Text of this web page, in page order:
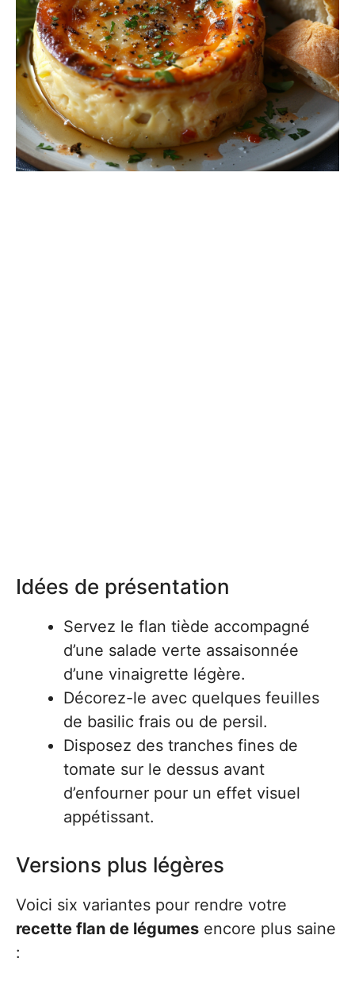
Idées de présentation
Servez le flan tiède accompagné
d’une salade verte assaisonnée
d’une vinaigrette légère.
Décorez-le avec quelques feuilles
de basilic frais ou de persil.
Disposez des tranches fines de
tomate sur le dessus avant
d’enfourner pour un effet visuel
appétissant.
Versions plus légères
Voici six variantes pour rendre votre
recette flan de légumes encore plus saine
: